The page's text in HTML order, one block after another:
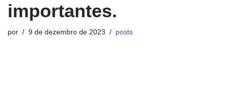
importantes.
por 9 de dezembro de 2023 posts